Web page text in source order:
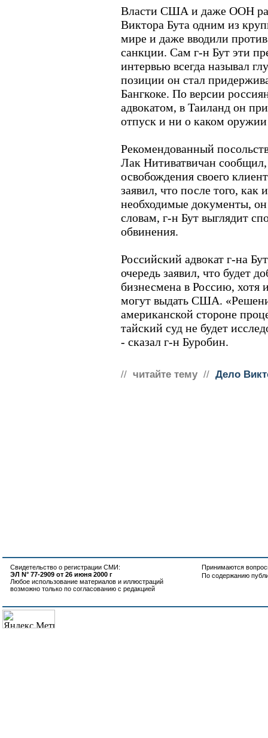
Власти США и даже ООН
Виктора Бута одним из
мире и даже вводили
санкции. Сам г-н Бут эти
интервью всегда называл
позиции он стал
Бангкоке. По версии
адвокатом, в Таиланд он
отпуск и ни о каком оружии
Рекомендованный
Лак Нитиватвичан сообщил,
освобождения своего
заявил, что после того,
необходимые документы,
словам, г-н Бут выглядит
обвинения.
Российский адвокат г-на
очередь заявил, что будет
бизнесмена в Россию, хотя
могут выдать США.
американской стороне
тайский суд не будет
- сказал г-н Буробин.
// читайте тему // Дело
Свидетельство о регистрации СМИ:
ЭЛ N° 77-2909 от 26 июня 2000 г
Любое использование материалов и иллюстраций
возможно только по согласованию с редакцией
Принимаются
По содержанию